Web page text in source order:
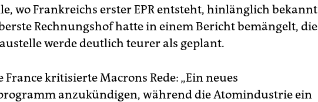
wo Frankreichs erster EPR entsteht, hinlänglich bekannt
Rechnungshof hatte in einem Bericht bemängelt, die
werde deutlich teurer als geplant.
France kritisierte Macrons Rede: „Ein neues
anzukündigen, während die Atomindustrie ein